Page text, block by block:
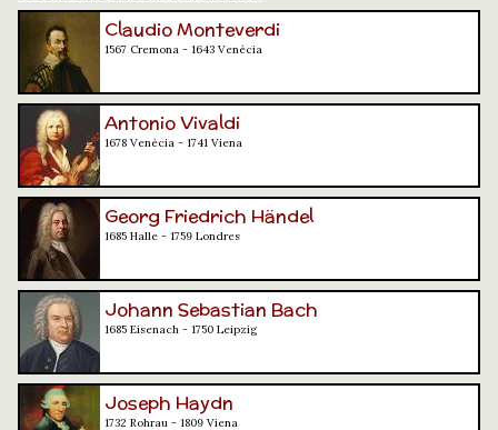
Claudio Monteverdi
1567 Cremona - 1643 Venècia
Antonio Vivaldi
1678 Venècia - 1741 Viena
Georg Friedrich Händel
1685 Halle - 1759 Londres
Johann Sebastian Bach
1685 Eisenach - 1750 Leipzig
Joseph Haydn
1732 Rohrau - 1809 Viena